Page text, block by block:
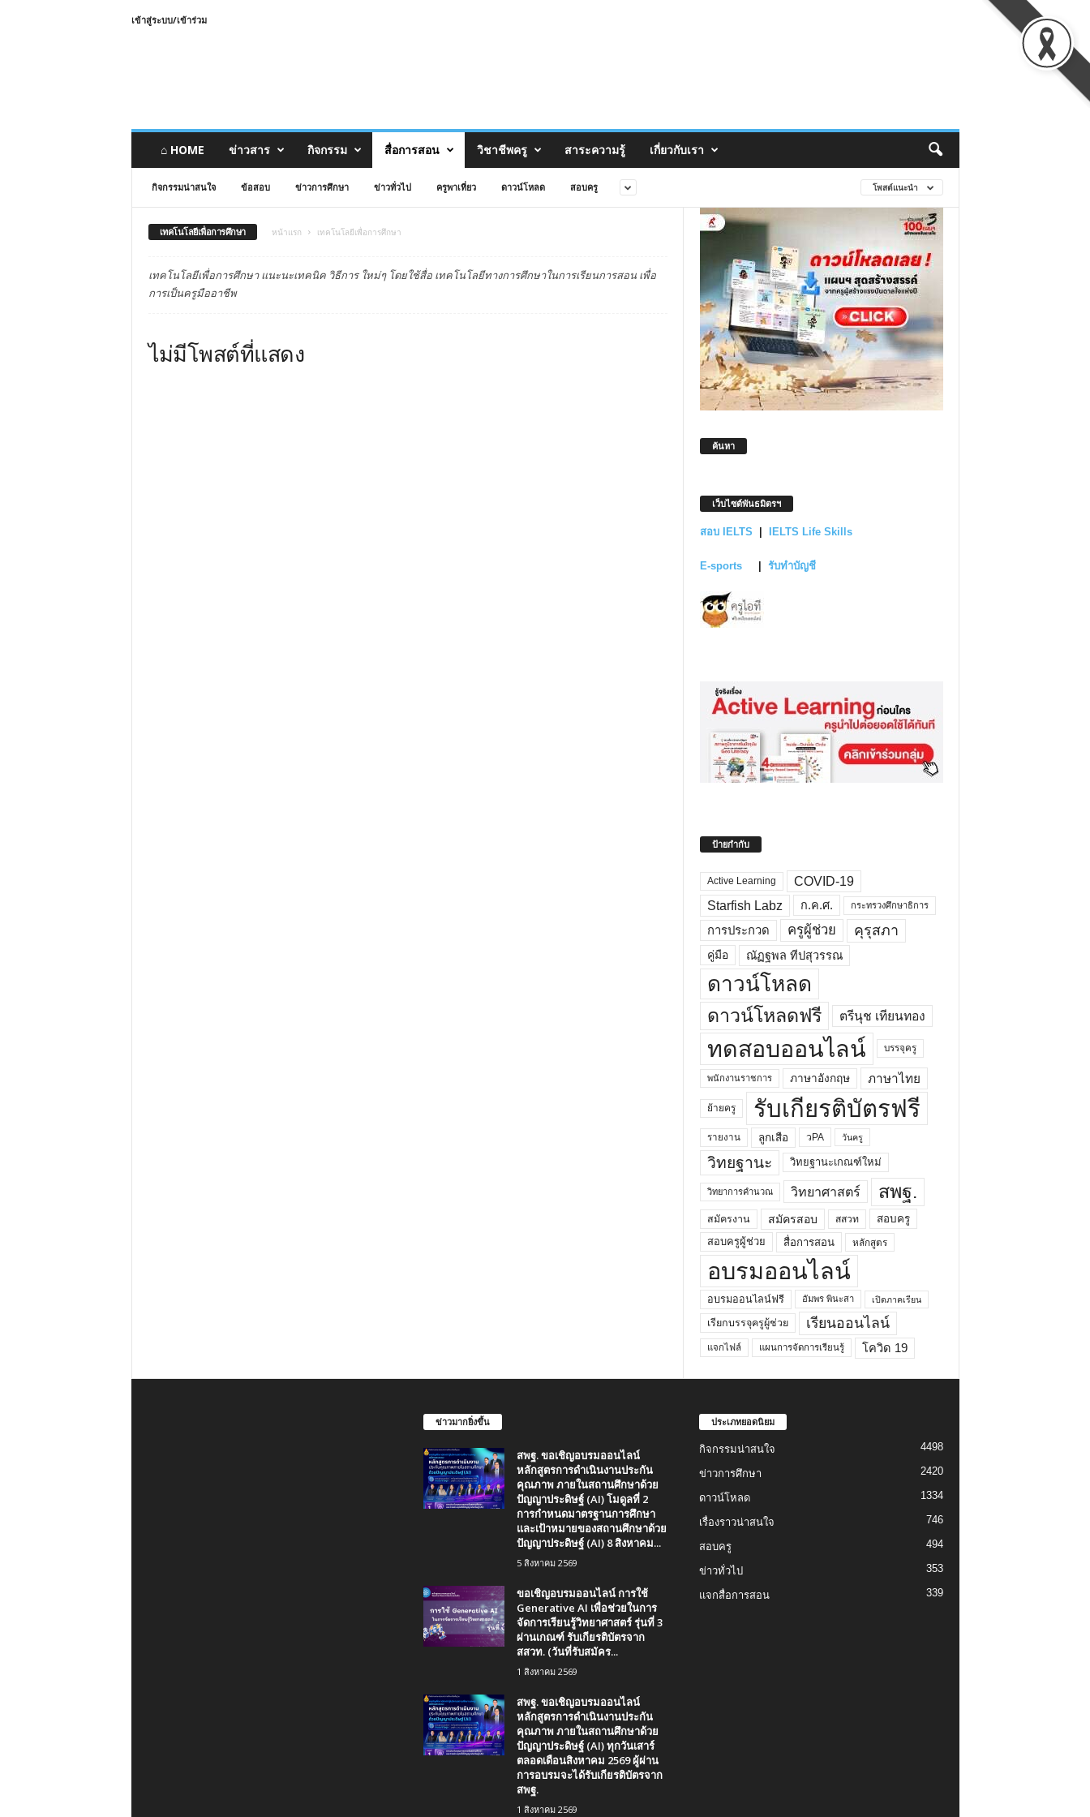
เข้าสู่ระบบ/เข้าร่วม
⌂ HOME ข่าวสาร กิจกรรม สื่อการสอน วิชาชีพครู สาระความรู้ เกี่ยวกับเรา
กิจกรรมน่าสนใจ ข้อสอบ ข่าวการศึกษา ข่าวทั่วไป ครูพาเที่ยว ดาวน์โหลด สอบครู โพสต์แนะนำ
เทคโนโลยีเพื่อการศึกษา หน้าแรก เทคโนโลยีเพื่อการศึกษา
เทคโนโลยีเพื่อการศึกษา แนะนะเทคนิค วิธีการ ใหม่ๆ โดยใช้สื่อ เทคโนโลยีทางการศึกษาในการเรียนการสอน เพื่อ
การเป็นครูมืออาชีพ
ไม่มีโพสต์ที่แสดง
ค้นหา
เว็บไซต์พันธมิตรฯ
สอบ IELTS IELTS Life Skills
E-sports รับทำบัญชี
ป้ายกำกับ
Active Learning
COVID-19
Starfish Labz
ก.ค.ศ. กระทรวงศึกษาธิการ
การประกวด ครูผู้ช่วย คุรุสภา
คู่มือ ณัฏฐพล ทีปสุวรรณ
ดาวน์โหลด
ดาวน์โหลดฟรี ตรีนุช เทียนทอง
ทดสอบออนไลน์ บรรจุครู
พนักงานราชการ ภาษาอังกฤษ ภาษาไทย
ย้ายครู รับเกียรติบัตรฟรี
รายงาน ลูกเสือ วPA วันครู
วิทยฐานะ วิทยฐานะเกณฑ์ใหม่
วิทยาการคำนวณ วิทยาศาสตร์ สพฐ.
สมัครงาน สมัครสอบ สสวท
สอบครู
สอบครูผู้ช่วย
สื่อการสอน หลักสูตร
อบรมออนไลน์
อบรมออนไลน์ฟรี อัมพร พินะสา เปิดภาคเรียน
เรียกบรรจุครูผู้ช่วย เรียนออนไลน์
แจกไฟล์ แผนการจัดการเรียนรู้ โควิด 19
ข่าวมากยิ่งขึ้น
สพฐ. ขอเชิญอบรมออนไลน์
หลักสูตรการดำเนินงานประกัน
คุณภาพ ภายในสถานศึกษาด้วย
ปัญญาประดิษฐ์ (AI) โมดูลที่ 2
การกำหนดมาตรฐานการศึกษา
และเป้าหมายของสถานศึกษาด้วย
ปัญญาประดิษฐ์ (AI) 8 สิงหาคม...
5 สิงหาคม 2569
ขอเชิญอบรมออนไลน์ การใช้
Generative AI เพื่อช่วยในการ
จัดการเรียนรู้วิทยาศาสตร์ รุ่นที่ 3
ผ่านเกณฑ์ รับเกียรติบัตรจาก
สสวท. (วันที่รับสมัคร...
1 สิงหาคม 2569
สพฐ. ขอเชิญอบรมออนไลน์
หลักสูตรการดำเนินงานประกัน
คุณภาพ ภายในสถานศึกษาด้วย
ปัญญาประดิษฐ์ (AI) ทุกวันเสาร์
ตลอดเดือนสิงหาคม 2569 ผู้ผ่าน
การอบรมจะได้รับเกียรติบัตรจาก
สพฐ.
1 สิงหาคม 2569
ประเภทยอดนิยม
กิจกรรมน่าสนใจ 4498
ข่าวการศึกษา 2420
ดาวน์โหลด 1334
เรื่องราวน่าสนใจ 746
สอบครู 494
ข่าวทั่วไป 353
แจกสื่อการสอน 339